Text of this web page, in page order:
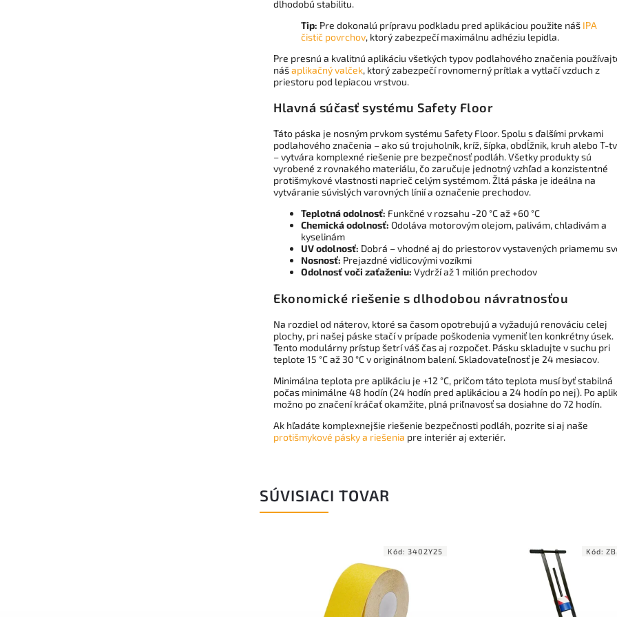
dlhodobú stabilitu.
Tip: Pre dokonalú prípravu podkladu pred aplikáciou použite náš IPA
čistič povrchov, ktorý zabezpečí maximálnu adhéziu lepidla.
Pre presnú a kvalitnú aplikáciu všetkých typov podlahového značenia
nášaplikačný valček, ktorý zabezpečí rovnomerný prítlak a vytlačí vzduch z
priestoru pod lepiacou vrstvou.
Hlavná súčasť systému Safety Floor
Táto páska je nosným prvkom systému Safety Floor. Spolu s ďalšími prvkami
podlahového značenia – ako sú trojuholník, kríž, šípka, obdĺžnik, kruh alebo T-
– vytvára komplexné riešenie pre bezpečnosť podláh. Všetky produkty sú
vyrobené z rovnakého materiálu, čo zaručuje jednotný vzhľad a konzistentné
protišmykové vlastnosti naprieč celým systémom. Žltá páska je ideálna na
vytváranie súvislých varovných línií a označenie prechodov.
Teplotná odolnosť: Funkčné v rozsahu -20 °C až +60 °C
Chemická odolnosť: Odoláva motorovým olejom, palivám, chladivám a
kyselinám
UV odolnosť: Dobrá – vhodné aj do priestorov vystavených priamemu
Nosnosť: Prejazdné vidlicovými vozíkmi
Odolnosť voči zaťaženiu: Vydrží až 1 milión prechodov
Ekonomické riešenie s dlhodobou návratnosťou
Na rozdiel od náterov, ktoré sa časom opotrebujú a vyžadujú renováciu celej
plochy, pri našej páske stačí v prípade poškodenia vymeniť len konkrétny úsek.
Tento modulárny prístup šetrí váš čas aj rozpočet. Pásku skladujte v suchu pri
teplote 15 °C až 30 °C v originálnom balení. Skladovateľnosť je 24 mesiacov.
Minimálna teplota pre aplikáciu je +12 °C, pričom táto teplota musí byť stabilná
počas minimálne 48 hodín (24 hodín pred aplikáciou a 24 hodín po nej). Po
možno po značení kráčať okamžite, plná priľnavosť sa dosiahne do 72 hodín.
Ak hľadáte komplexnejšie riešenie bezpečnosti podláh, pozrite si aj naše
protišmykové pásky a riešenia pre interiér aj exteriér.
SÚVISIACI TOVAR
Kód: